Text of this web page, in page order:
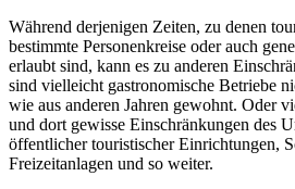
Während derjenigen Zeiten, zu denen
bestimmte Personenkreise oder auch
erlaubt sind, kann es zu anderen
sind vielleicht gastronomische Betriebe
wie aus anderen Jahren gewohnt. Oder
und dort gewisse Einschränkungen des
öffentlicher touristischer Einrichtungen,
Freizeitanlagen und so weiter.